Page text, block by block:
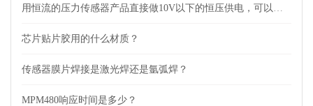
芯片贴片胶用的什么材质？
传感器膜片焊接是激光焊还是氩弧焊？
MPM480响应时间是多少？